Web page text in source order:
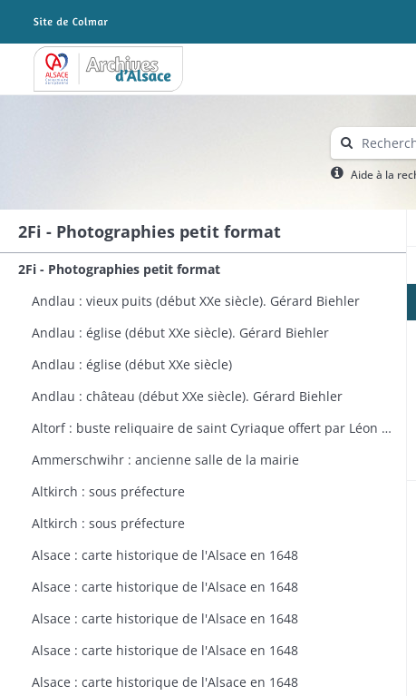
Archives Alsace - Colmar
Aide à la
2Fi - Photographies petit format
2Fi - Photographies petit format
Andlau : vieux puits (début XXe siècle). Gérard Biehler
Andlau : église (début XXe siècle). Gérard Biehler
Andlau : église (début XXe siècle)
Andlau : château (début XXe siècle). Gérard Biehler
Altorf : buste reliquaire de saint Cyriaque offert par Léon IX à l'église d'Altorf
Ammerschwihr : ancienne salle de la mairie
Altkirch : sous préfecture
Altkirch : sous préfecture
Alsace : carte historique de l'Alsace en 1648
Alsace : carte historique de l'Alsace en 1648
Alsace : carte historique de l'Alsace en 1648
Alsace : carte historique de l'Alsace en 1648
Alsace : carte historique de l'Alsace en 1648